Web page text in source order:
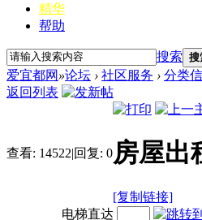
精华
帮助
搜索 搜
爱宜都网 »论坛 › 社区服务 › 分类
返回列表
查看: 14522|回复: 0房屋出
[复制链接]
电梯直达